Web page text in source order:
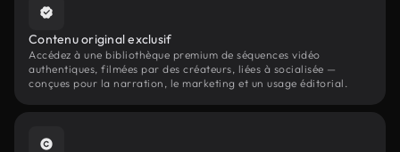
Contenu original exclusif
Accédez à une bibliothèque premium de séquences vidéo
authentiques, filmées par des créateurs, liées à socialisée —
conçues pour la narration, le marketing et un usage éditorial.